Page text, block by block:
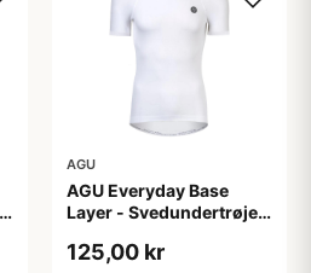
AGU
AGU Everyday Base
Layer - Svedundertrøje
125,00 kr